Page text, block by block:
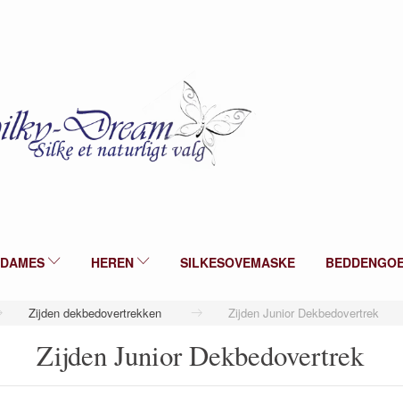
DAMES HEREN SILKESOVEMASKE
Zijden dekbedovertrekken Zijden Junior Dekbedovertrek
Zijden Junior Dekbedovertrek